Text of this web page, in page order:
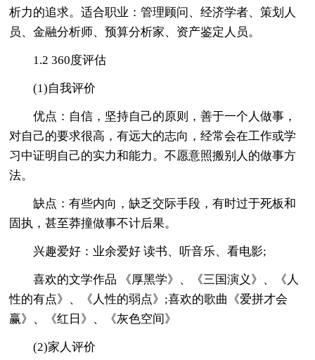
析力的追求。适合职业：管理顾问、经济学者、策划人
员、金融分析师、预算分析家、资产鉴定人员。
1.2 360度评估
(1)自我评价
优点：自信，坚持自己的原则，善于一个人做事，
对自己的要求很高，有远大的志向，经常会在工作或学
习中证明自己的实力和能力。不愿意照搬别人的做事方
法。
缺点：有些内向，缺乏交际手段，有时过于死板和
固执，甚至莽撞做事不计后果。
兴趣爱好：业余爱好 读书、听音乐、看电影;
喜欢的文学作品 《厚黑学》、《三国演义》、《人
性的有点》、《人性的弱点》;喜欢的歌曲《爱拼才会
赢》、《红日》、《灰色空间》
(2)家人评价